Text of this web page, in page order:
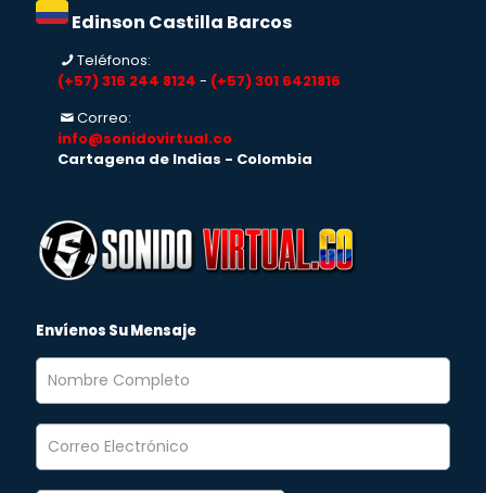
Edinson Castilla Barcos
Teléfonos:
(+57) 316 244 8124 - (+57) 301 6421816
Correo:
info@sonidovirtual.co
Cartagena de Indias - Colombia
Envíenos Su Mensaje